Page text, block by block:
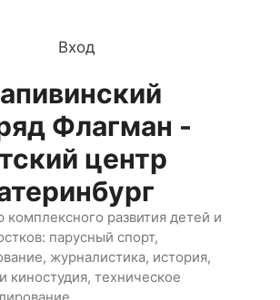
Вход
Флагман -
центр
комплексного развития детей и
парусный спорт,
журналистика, история,
киностудия, техническое